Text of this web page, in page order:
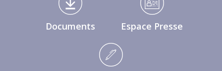
Documents Espace Presse